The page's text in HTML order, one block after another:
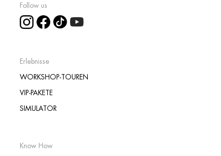
Follow us
Erlebnisse
WORKSHOP-TOUREN
VIP-PAKETE
SIMULATOR
Know How